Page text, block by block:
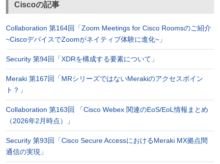
Ciscoの記事
Collaboration 第164回「Zoom Meetings for Cisco Roomsのご紹介
~CiscoデバイスでZoomがネイティブ体験に進化~」
Security 第94回「XDRを構成する要素について」
Meraki 第167回「MRシリーズではないMerakiのアクセスポイン
ト？」
Collaboration 第163回 「Cisco Webex 関連のEoS/EoL情報まとめ
（2026年2月時点）」
Security 第93回「Cisco Secure AccessにおけるMeraki MX拠点間
通信の実現」